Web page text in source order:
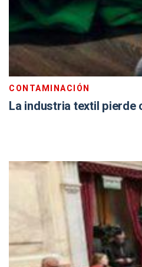
CONTAMINACIÓN
La industria textil pierde